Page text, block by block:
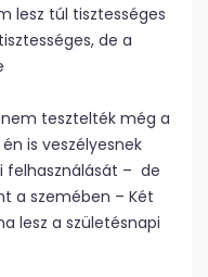
lesz túl tisztességes
de a
tesztelték még a
is veszélyesnek
felhasználását – de
a szemében – Két
lesz a születésnapi